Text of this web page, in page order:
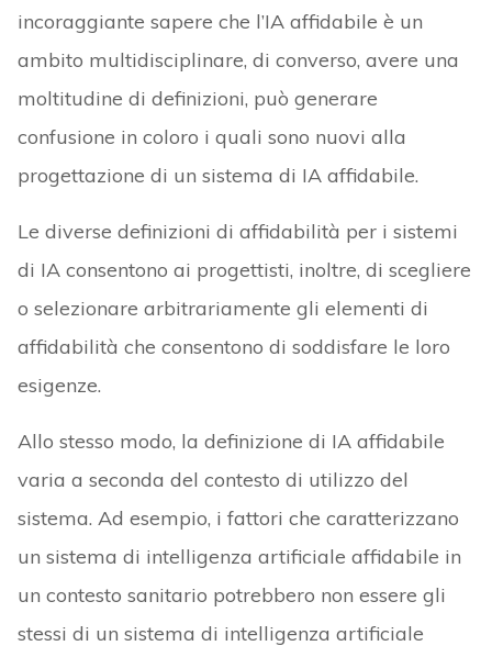
incoraggiante sapere che l’IA affidabile è un
ambito multidisciplinare, di converso, avere una
moltitudine di definizioni, può generare
confusione in coloro i quali sono nuovi alla
progettazione di un sistema di IA affidabile.
Le diverse definizioni di affidabilità per i sistemi
di IA consentono ai progettisti, inoltre, di scegliere
o selezionare arbitrariamente gli elementi di
affidabilità che consentono di soddisfare le loro
esigenze.
Allo stesso modo, la definizione di IA affidabile
varia a seconda del contesto di utilizzo del
sistema. Ad esempio, i fattori che caratterizzano
un sistema di intelligenza artificiale affidabile in
un contesto sanitario potrebbero non essere gli
stessi di un sistema di intelligenza artificiale